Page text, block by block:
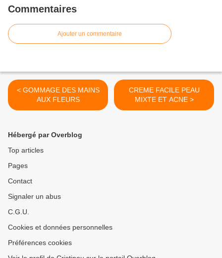
Commentaires
Ajouter un commentaire
< GOMMAGE DES MAINS
AUX FLEURS
CREME FACILE PEAU
MIXTE ET ACNE >
Hébergé par Overblog
Top articles
Pages
Contact
Signaler un abus
C.G.U.
Cookies et données personnelles
Préférences cookies